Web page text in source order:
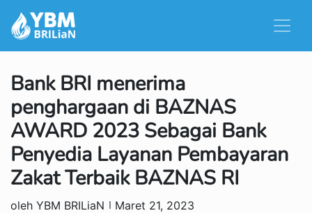
Bank BRI menerima
penghargaan di BAZNAS
AWARD 2023 Sebagai Bank
Penyedia Layanan Pembayaran
Zakat Terbaik BAZNAS RI
oleh YBM BRILiaN Maret 21, 2023